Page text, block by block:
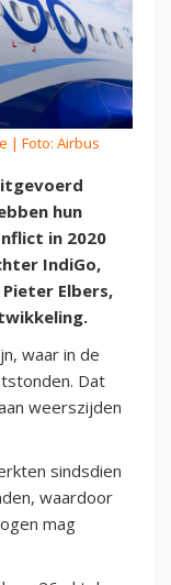
| Foto: Airbus
hun
in 2020
IndiGo,
Elbers,
waar in de
Dat
weerszijden
sindsdien
waardoor
mag